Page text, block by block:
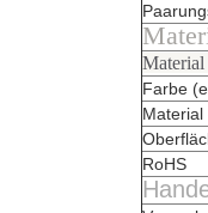
Farbe
Material
RoHS